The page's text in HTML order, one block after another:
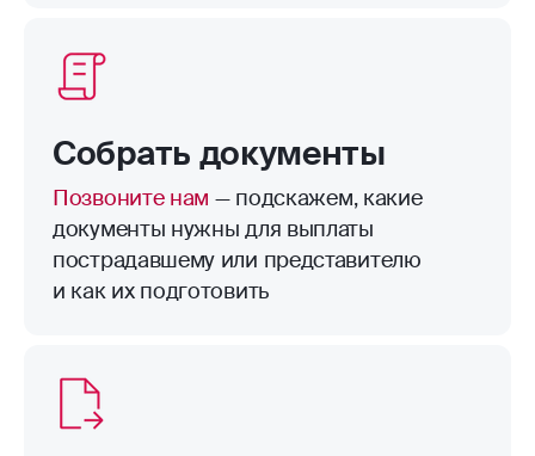
Собрать документы
Позвоните нам — подскажем, какие
документы нужны для выплаты
пострадавшему или представителю
и как их подготовить